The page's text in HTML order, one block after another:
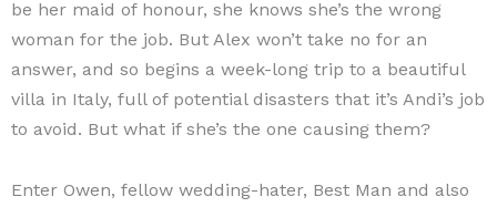
be her maid of honour, she knows she’s the wrong
woman for the job. But Alex won’t take no for an
answer, and so begins a week-long trip to a beautiful
villa in Italy, full of potential disasters that it’s Andi’s job
to avoid. But what if she’s the one causing them?
Enter Owen, fellow wedding-hater, Best Man and also